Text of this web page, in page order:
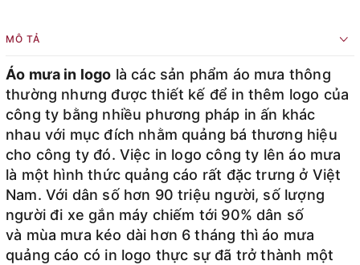
MÔ TẢ
Áo mưa in logo là các sản phẩm áo mưa thông
thường nhưng được thiết kế để in thêm logo của
công ty bằng nhiều phương pháp in ấn khác
nhau với mục đích nhằm quảng bá thương hiệu
cho công ty đó. Việc in logo công ty lên áo mưa
là một hình thức quảng cáo rất đặc trưng ở Việt
Nam. Với dân số hơn 90 triệu người, số lượng
người đi xe gắn máy chiếm tới 90% dân số
và mùa mưa kéo dài hơn 6 tháng thì áo mưa
quảng cáo có in logo thực sự đã trở thành một